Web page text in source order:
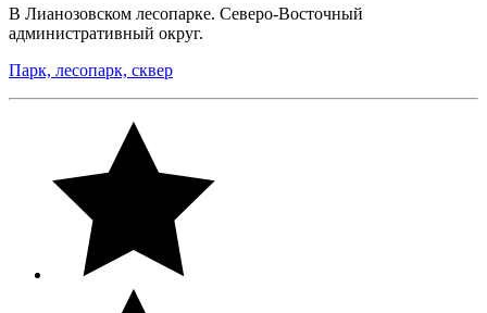
В Лианозовском лесопарке. Северо-Восточный
административный округ.
Парк, лесопарк, сквер